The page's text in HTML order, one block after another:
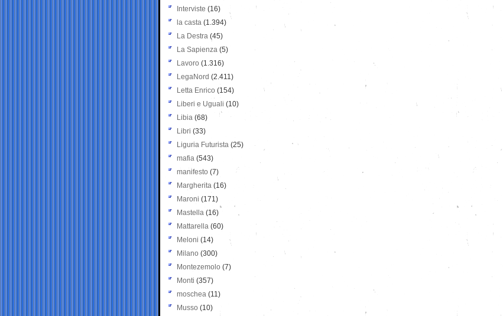
Interviste (16)
la casta (1.394)
La Destra (45)
La Sapienza (5)
Lavoro (1.316)
LegaNord (2.411)
Letta Enrico (154)
Liberi e Uguali (10)
Libia (68)
Libri (33)
Liguria Futurista (25)
mafia (543)
manifesto (7)
Margherita (16)
Maroni (171)
Mastella (16)
Mattarella (60)
Meloni (14)
Milano (300)
Montezemolo (7)
Monti (357)
moschea (11)
Musso (10)